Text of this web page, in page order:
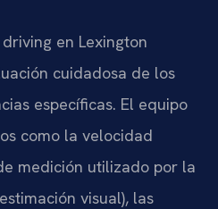
en Lexington
cuidadosa de los
específicas. El equipo
como la velocidad
medición utilizado por la
visual), las